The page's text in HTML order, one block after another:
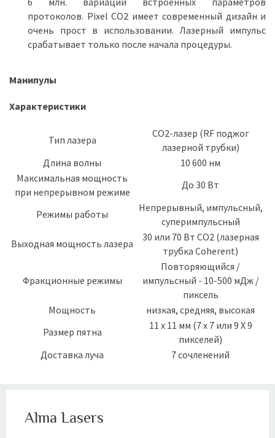
протоколов. Pixel CO2 имеет современный дизайн и
очень прост в использовании. Лазерный импульс
срабатывает только после начала процедуры.
Манипулы
Характеристики
Тип лазера
СО2-лазер (RF поджог
лазерной трубки)
Длина волны
10 600 нм
Максимальная мощность
при непрерывном режиме
До 30 Вт
Режимы работы
Непрерывный, импульсный,
суперимпульсный
Выходная мощность лазера
30 или 70 Вт CO2 (лазерная
трубка Coherent)
Фракционные режимы
Повторяющийся /
импульсный - 10-500 мДж /
пиксель
Мощность
низкая, средняя, высокая
Размер пятна
11 х 11 мм (7 x 7 или 9 X 9
пикселей)
Доставка луча
7 сочленений
Alma Lasers